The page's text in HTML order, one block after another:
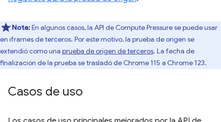
Nota:En algunos casos, la API de Compute Pressure se puede usar
en iframes de terceros. Por este motivo, la prueba de origen se
extendió como una prueba de origen de terceros. La fecha de
finalización de la prueba se trasladó de Chrome 115 a Chrome 123.
Casos de uso